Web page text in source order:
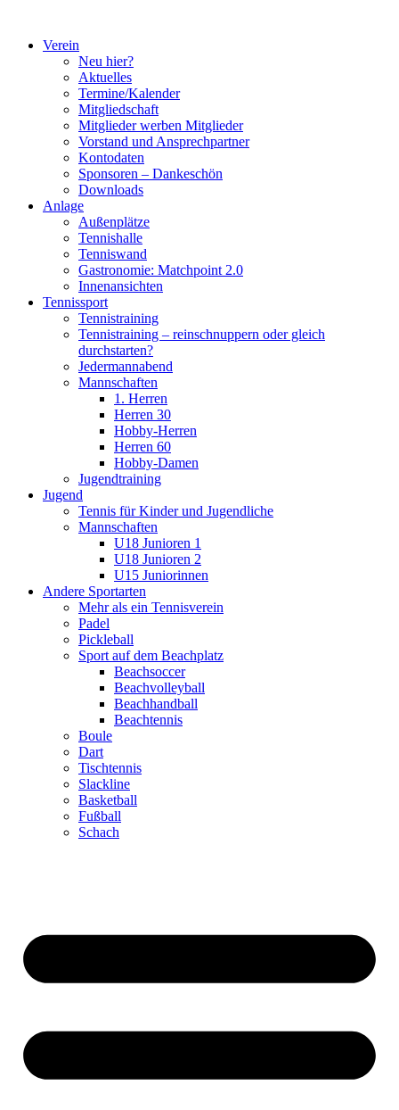
springenVerein
Neu hier?
Aktuelles
Termine/Kalender
Mitgliedschaft
Mitglieder werben Mitglieder
Vorstand und Ansprechpartner
Kontodaten
Sponsoren – Dankeschön
Downloads
Anlage
Außenplätze
Tennishalle
Tenniswand
Gastronomie: Matchpoint 2.0
Innenansichten
Tennissport
Tennistraining
Tennistraining – reinschnuppern oder gleich
durchstarten?
Jedermannabend
Mannschaften
1. Herren
Herren 30
Hobby-Herren
Herren 60
Hobby-Damen
Jugendtraining
Jugend
Tennis für Kinder und Jugendliche
Mannschaften
U18 Junioren 1
U18 Junioren 2
U15 Juniorinnen
Andere Sportarten
Mehr als ein Tennisverein
Padel
Pickleball
Sport auf dem Beachplatz
Beachsoccer
Beachvolleyball
Beachhandball
Beachtennis
Boule
Dart
Tischtennis
Slackline
Basketball
Fußball
Schach